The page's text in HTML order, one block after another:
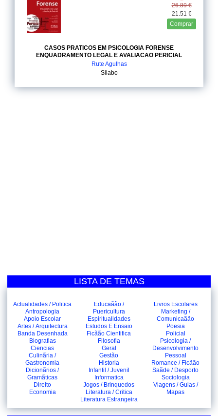
26.89 €
21.51 €
Comprar
CASOS PRATICOS EM PSICOLOGIA FORENSE
ENQUADRAMENTO LEGAL E AVALIACAO PERICIAL
Rute Agulhas
Silabo
LISTA DE TEMAS
Actualidades / Politica
Antropologia
Apoio Escolar
Artes / Arquitectura
Banda Desenhada
Biografias
Ciencias
Culinãria /
Gastronomia
Dicionãrios /
Gramãticas
Direito
Economia
Educaãão /
Puericultura
Espiritualidades
Estudos E Ensaio
Ficãão Cientifica
Filosofia
Geral
Gestão
Historia
Infantil / Juvenil
Informatica
Jogos / Brinquedos
Literatura / Critica
Literatura Estrangeira
Livros Escolares
Marketing /
Comunicaãão
Poesia
Policial
Psicologia /
Desenvolvimento
Pessoal
Romance / Ficãão
Saãde / Desporto
Sociologia
Viagens / Guias /
Mapas